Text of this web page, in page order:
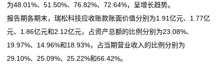
为48.01%、51.50%、76.82%、72.64%，呈增长趋势。
报告期各期末，瑞松科技应收账款账面价值分别为1.91亿元、1.77亿
元、1.86亿元和2.12亿元，占资产总额的比例分别为23.08%、
19.97%、14.96%和18.93%，占当期营业收入的比例分别为
29.10%、25.09%、25.22%和66.42%。